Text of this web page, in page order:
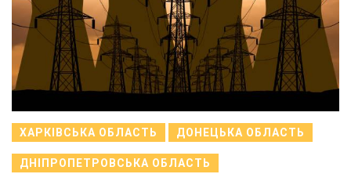
ХАРКІВСЬКА ОБЛАСТЬ ДОНЕЦЬКА ОБЛАСТЬ
ДНІПРОПЕТРОВСЬКА ОБЛАСТЬ